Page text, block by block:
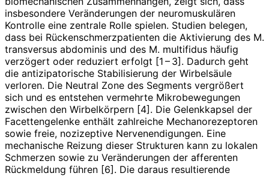
insbesondere Veränderungen der neuromuskulären
Kontrolle eine zentrale Rolle spielen. Studien belegen,
dass bei Rückenschmerzpatienten die Aktivierung des M.
transversus abdominis und des M. multifidus häufig
verzögert oder reduziert erfolgt [1 – 3]. Dadurch geht
die antizipatorische Stabilisierung der Wirbelsäule
verloren. Die Neutral Zone des Segments vergrößert
sich und es entstehen vermehrte Mikrobewegungen
zwischen den Wirbelkörpern [4]. Die Gelenkkapsel der
Facettengelenke enthält zahlreiche Mechanorezeptoren
sowie freie, nozizeptive Nervenendigungen. Eine
mechanische Reizung dieser Strukturen kann zu lokalen
Schmerzen sowie zu Veränderungen der afferenten
Rückmeldung führen [6]. Die daraus resultierende